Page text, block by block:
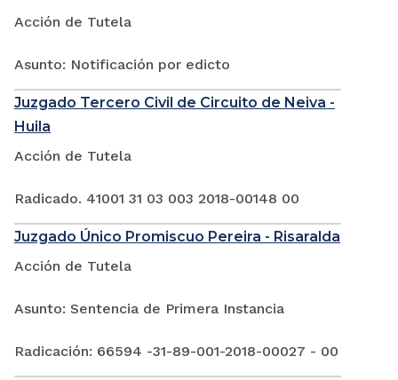
Acción de Tutela
Asunto: Notificación por edicto
Juzgado Tercero Civil de Circuito de Neiva -
Huila
Acción de Tutela
Radicado. 41001 31 03 003 2018-00148 00
Juzgado Único Promiscuo Pereira - Risaralda
Acción de Tutela
Asunto: Sentencia de Primera Instancia
Radicación: 66594 -31-89-001-2018-00027 - 00